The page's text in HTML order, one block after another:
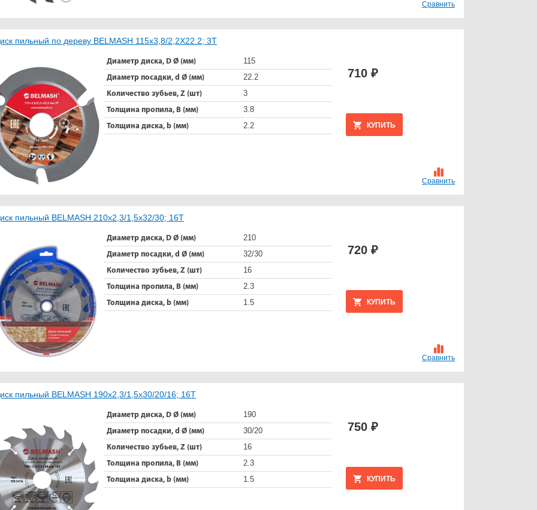
Сравнить
Сравнить
пильный по дереву BELMASH 115x3,8/2,2X22.2; 3T
Диаметр диска, D Ø (мм) 115
Диаметр посадки, d Ø (мм) 22.2
Количество зубьев, Z (шт) 3
Толщина пропила, B (мм) 3.8
Толщина диска, b (мм) 2.2 КУПИТЬ
710 ₽
Сравнить
пильный BELMASH 210x2,3/1,5x32/30; 16T
Диаметр диска, D Ø (мм) 210
Диаметр посадки, d Ø (мм) 32/30
Количество зубьев, Z (шт) 16
Толщина пропила, B (мм) 2.3
Толщина диска, b (мм) 1.5 КУПИТЬ
720 ₽
пильный BELMASH 190х2,3/1,5x30/20/16; 16T
Диаметр диска, D Ø (мм) 190
Диаметр посадки, d Ø (мм) 30/20
Количество зубьев, Z (шт) 16
Толщина пропила, B (мм) 2.3
Толщина диска, b (мм) 1.5 КУПИТЬ
750 ₽